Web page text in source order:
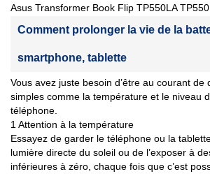
Asus Transformer Book Flip TP550LA
Comment prolonger la vie de la
smartphone, tablette
Vous avez juste besoin d’être au courant de
simples comme la température et le niveau
téléphone.
1 Attention à la température
Essayez de garder le téléphone ou la
lumière directe du soleil ou de l’exposer à
inférieures à zéro, chaque fois que c’est